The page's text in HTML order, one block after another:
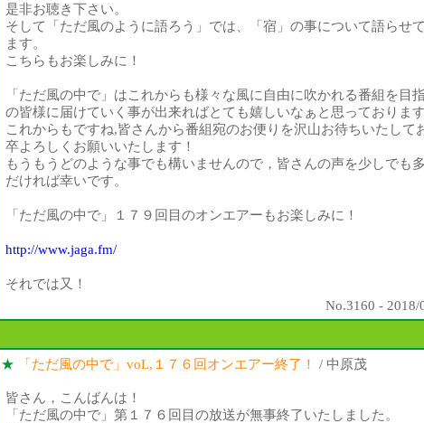
是非お聴き下さい。
そして「ただ風のように語ろう」では、「宿」の事について語らせ
ます。
こちらもお楽しみに！
「ただ風の中で」はこれからも様々な風に自由に吹かれる番組を目
の皆様に届けていく事が出来ればとても嬉しいなぁと思っております
これからもですね,皆さんから番組宛のお便りを沢山お待ちいたして
卒よろしくお願いいたします！
もうもうどのような事でも構いませんので，皆さんの声を少しでも
だければ幸いです。
「ただ風の中で」１７９回目のオンエアーもお楽しみに！
http://www.jaga.fm/
それでは又！
No.3160 - 2018/
★ 「ただ風の中で」voL,１７６回オンエアー終了！ / 中原茂
皆さん，こんばんは！
「ただ風の中で」第１７６回目の放送が無事終了いたしました。